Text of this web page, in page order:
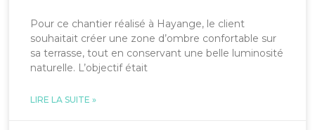
Pour ce chantier réalisé à Hayange, le client
souhaitait créer une zone d’ombre confortable sur
sa terrasse, tout en conservant une belle luminosité
naturelle. L’objectif était
LIRE LA SUITE »